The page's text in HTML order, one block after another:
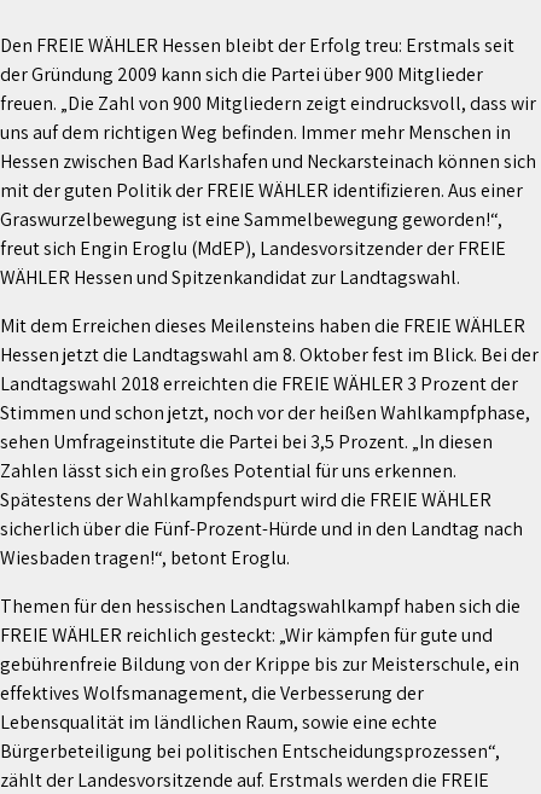
Den FREIE WÄHLER Hessen bleibt der Erfolg treu: Erstmals seit
der Gründung 2009 kann sich die Partei über 900 Mitglieder
freuen. „Die Zahl von 900 Mitgliedern zeigt eindrucksvoll, dass wir
uns auf dem richtigen Weg befinden. Immer mehr Menschen in
Hessen zwischen Bad Karlshafen und Neckarsteinach können sich
mit der guten Politik der FREIE WÄHLER identifizieren. Aus einer
Graswurzelbewegung ist eine Sammelbewegung geworden!“,
freut sich Engin Eroglu (MdEP), Landesvorsitzender der FREIE
WÄHLER Hessen und Spitzenkandidat zur Landtagswahl.
Mit dem Erreichen dieses Meilensteins haben die FREIE WÄHLER
Hessen jetzt die Landtagswahl am 8. Oktober fest im Blick. Bei der
Landtagswahl 2018 erreichten die FREIE WÄHLER 3 Prozent der
Stimmen und schon jetzt, noch vor der heißen Wahlkampfphase,
sehen Umfrageinstitute die Partei bei 3,5 Prozent. „In diesen
Zahlen lässt sich ein großes Potential für uns erkennen.
Spätestens der Wahlkampfendspurt wird die FREIE WÄHLER
sicherlich über die Fünf-Prozent-Hürde und in den Landtag nach
Wiesbaden tragen!“, betont Eroglu.
Themen für den hessischen Landtagswahlkampf haben sich die
FREIE WÄHLER reichlich gesteckt: „Wir kämpfen für gute und
gebührenfreie Bildung von der Krippe bis zur Meisterschule, ein
effektives Wolfsmanagement, die Verbesserung der
Lebensqualität im ländlichen Raum, sowie eine echte
Bürgerbeteiligung bei politischen Entscheidungsprozessen“,
zählt der Landesvorsitzende auf. Erstmals werden die FREIE